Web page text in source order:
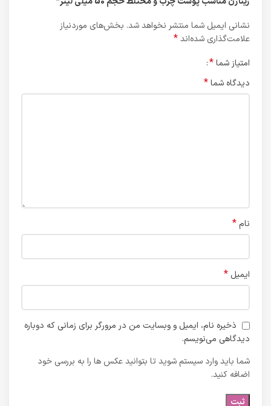
نشانی ایمیل شما منتشر نخواهد شد. بخش‌های موردنیاز
علامت‌گذاری شده‌اند*
امتیاز شما*
دیدگاه شما*
نام *
ایمیل *
ذخیره نام، ایمیل و وبسایت من در مرورگر برای زمانی که دوباره
دیدگاهی می‌نویسم.
شما باید وارد سیستم شوید تا بتوانید عکس ها را به بررسی خود
اضافه کنید.